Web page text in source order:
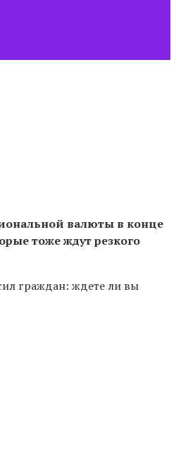
валюты в конце
тоже ждут резкого
граждан: ждете ли вы